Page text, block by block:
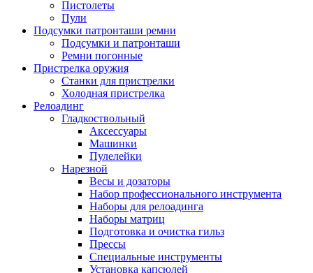
Пистолеты
Пули
Подсумки патронташи ремни
Подсумки и патронташи
Ремни погонные
Пристрелка оружия
Станки для пристрелки
Холодная пристрелка
Релоадинг
Гладкоствольный
Аксессуары
Машинки
Пулелейки
Нарезной
Весы и дозаторы
Набор профессионального инструмента
Наборы для релоадинга
Наборы матриц
Подготовка и очистка гильз
Прессы
Специальные инструменты
Установка капсюлей